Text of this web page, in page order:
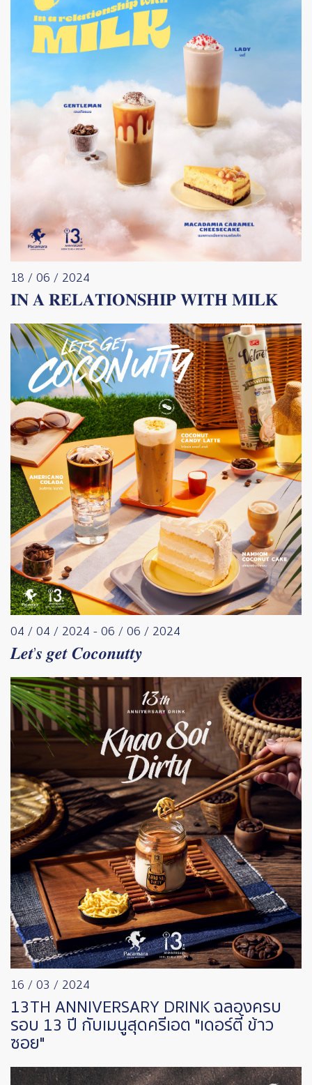
18 / 06 / 2024
𝐈𝐍 𝐀 𝐑𝐄𝐋𝐀𝐓𝐈𝐎𝐍𝐒𝐇𝐈𝐏 𝐖𝐈𝐓𝐇 𝐌𝐈𝐋𝐊
04 / 04 / 2024 - 06 / 06 / 2024
𝑳𝒆𝒕’𝒔 𝒈𝒆𝒕 𝑪𝒐𝒄𝒐𝒏𝒖𝒕𝒕𝒚
16 / 03 / 2024
13TH ANNIVERSARY DRINK ฉลองครบ
รอบ 13 ปี กับเมนูสุดครีเอต "เดอร์ตี้ ข้าว
ซอย"